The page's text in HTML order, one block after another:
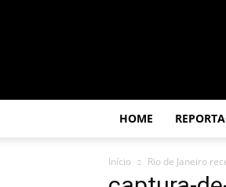
HOME
Início Rio de Janeiro